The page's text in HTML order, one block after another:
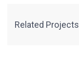
Related Projects